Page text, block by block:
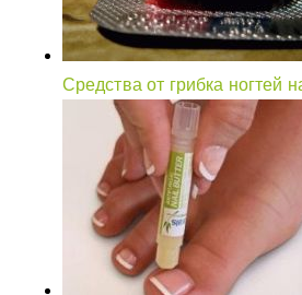
Средства от грибка ногтей